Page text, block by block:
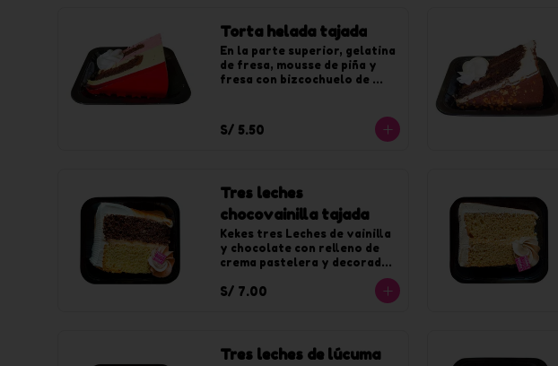
Torta helada tajada
En la parte superior, gelatina
de fresa, mousse de piña y
fresa con bizcochuelo de
S/ 5.50
Tres leches
chocovainilla tajada
Kekes tres Leches de vainilla
y chocolate con relleno de
crema pastelera y decorado
con crema de vainilla y fudge.
S/ 7.00
Tres leches de lúcuma